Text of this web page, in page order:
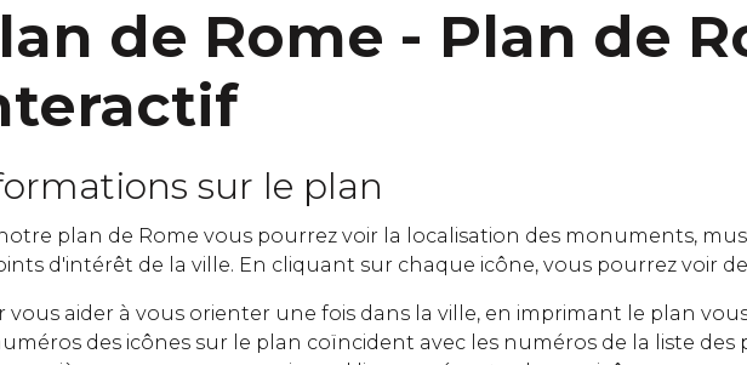
de Rome - Plan de
sur le plan
plan de Rome vous pourrez voir la localisation des monuments,
d'intérêt de la ville. En cliquant sur chaque icône, vous pourrez voir
vous aider à vous orienter une fois dans la ville, en imprimant le plan
des icônes sur le plan coïncident avec les numéros de la liste des